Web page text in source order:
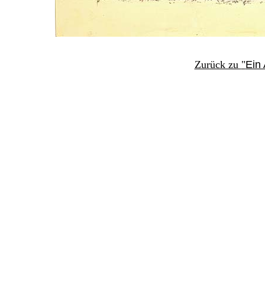
Zurück zu "Ein